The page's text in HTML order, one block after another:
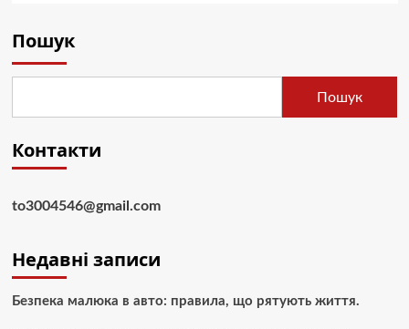
Пошук
Пошук
Контакти
to3004546@gmail.com
Недавні записи
Безпека малюка в авто: правила, що рятують життя.